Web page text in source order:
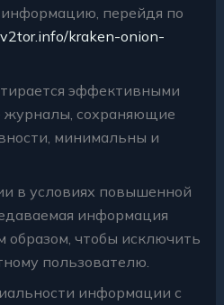
перейдя по
kraken-onion-
эффективными
журналы, сохраняющие
минимальны и
в условиях повышенной
информация
образом, чтобы исключить
пользователю.
информации с